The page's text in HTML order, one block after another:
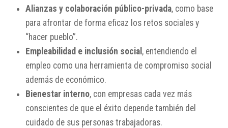
Alianzas y colaboración público-privada, como base
para afrontar de forma eficaz los retos sociales y
“hacer pueblo”.
Empleabilidad e inclusión social , entendiendo el
empleo como una herramienta de compromiso social
además de económico.
Bienestar interno, con empresas cada vez más
conscientes de que el éxito depende también del
cuidado de sus personas trabajadoras.